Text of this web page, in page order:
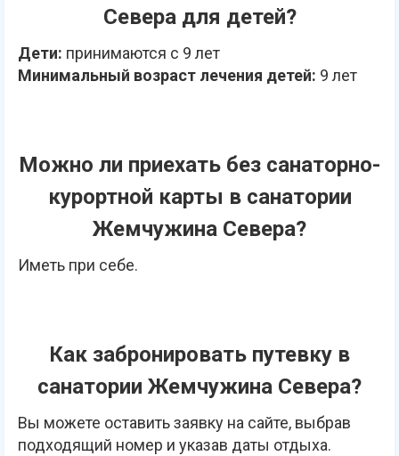
Севера для детей?
Дети: принимаются с 9 лет
Минимальный возраст лечения детей: 9 лет
Можно ли приехать без санаторно-
курортной карты в санатории
Жемчужина Севера?
Иметь при себе.
Как забронировать путевку в
санатории Жемчужина Севера?
Вы можете оставить заявку на сайте, выбрав
подходящий номер и указав даты отдыха.